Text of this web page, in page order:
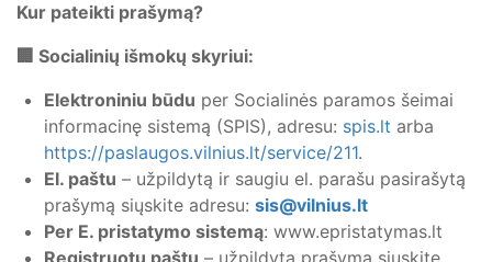
Kur pateikti prašymą?
🏢 Socialinių išmokų skyriui:
Elektroniniu būdu per Socialinės paramos šeimai
informacinę sistemą (SPIS), adresu: spis.lt arba
https://paslaugos.vilnius.lt/service/211.
El. paštu – užpildytą ir saugiu el. parašu pasirašytą
prašymą siųskite adresu: sis@vilnius.lt
Per E. pristatymo sistemą: www.epristatymas.lt